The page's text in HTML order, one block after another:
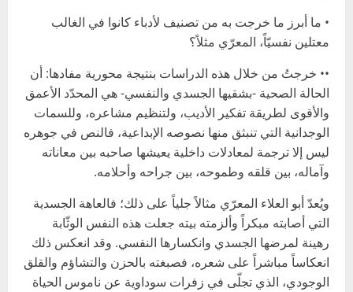
• ما أبرز ما خرجت به من تصنيف لأدباء كانوا في الغالب
معتلين نفسيّاً، المعرّي مثلاً؟
•• خرجتُ من خلال هذه الدراسات بنتيجة محورية مفادها: أن
الحالة الصحية -بشقيها الجسدي والنفسي- هي المحدّد الأعمق
والأقوى لطريقة تفكير الأديب، ولتنظيم مشاعره، وللسمات
الوجدانية التي تنبثق منها نصوصه الإبداعية، فالنص في جوهره
ليس إلا ترجمة لمعادلات داخلية يعيشها صاحبه بين معاناته
وآماله، بين قلقه وطموحه، بين جراحه وأحلامه.
ويُعدّ أبو العلاء المعرّي مثالاً جلياً على ذلك؛ فالعاهة الجسدية
التي أصابته مبكراً وألزمته بيته جعلت هذه النفس الوثّابة
رهينة لمرضها الجسدي وانكسارها النفسي. وقد انعكس ذلك
انعكاساً مباشراً على شعره، فصبغته بالحزن والتشاؤم والقلق
الوجودي، الذي تجلّى في زفرات سوداوية عن ناموس الحياة